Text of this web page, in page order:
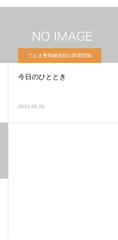
てんま整骨鍼灸院の新着情報
今日のひととき
2022.06.29